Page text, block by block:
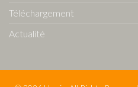
Téléchargement
Actualité